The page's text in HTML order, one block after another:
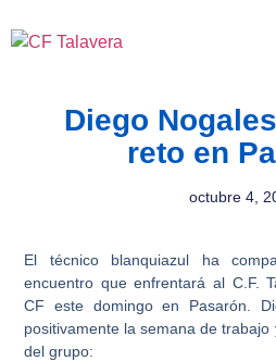
Diego
reto en
octubre 4,
El técnico blanquiazul ha
encuentro que enfrentará al C.F.
CF este domingo en Pasarón.
positivamente la semana de
del grupo: